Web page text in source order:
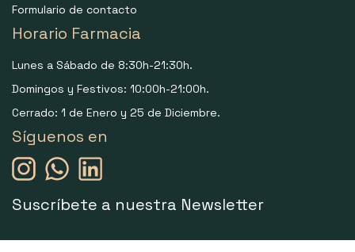
Formulario de contacto
Horario Farmacia
Lunes a Sábado de 8:30h-21:30h.
Domingos y Festivos: 10:00h-21:00h.
Cerrado: 1 de Enero y 25 de Diciembre.
Síguenos en
Suscríbete a nuestra Newsletter